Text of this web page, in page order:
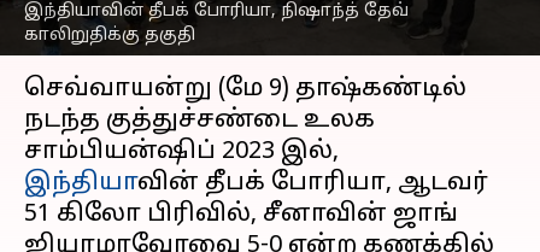
இந்தியாவின் தீபக் போரியா, நிஷாந்த் தேவ்
காலிறுதிக்கு தகுதி
செய்தி முன்னோட்டம்
செவ்வாயன்று (மே 9) தாஷ்கண்டில்
நடந்த குத்துச்சண்டை உலக
சாம்பியன்ஷிப் 2023 இல்,
இந்தியாவின் தீபக் போரியா, ஆடவர்
51 கிலோ பிரிவில், சீனாவின் ஜாங்
ஜியாமாவோவை 5-0 என்ற கணக்கில்